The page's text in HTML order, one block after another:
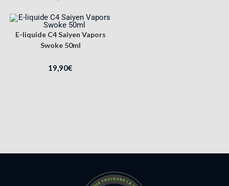
E-liquide C4 Saiyen Vapors
Swoke 50ml
19,90€